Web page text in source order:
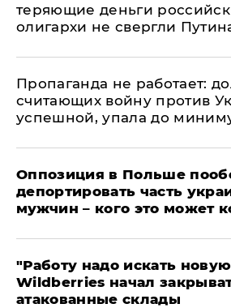
теряющие деньги
олигархи не свергли
​Пропаганда не работает:
считающих войну против
успешной, упала до
Оппозиция в Польше
депортировать часть
мужчин – кого это может
"Работу надо искать
Wildberries начал
атакованные склады